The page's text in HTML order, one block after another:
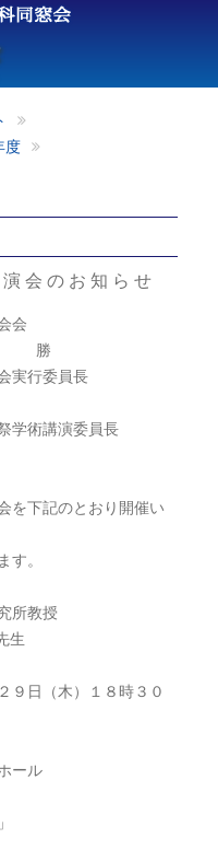
度
演 会 の お 知 ら せ
委員長
委員長
を下記のとおり開催い
す。
教授
日（木）１８時３０
ール